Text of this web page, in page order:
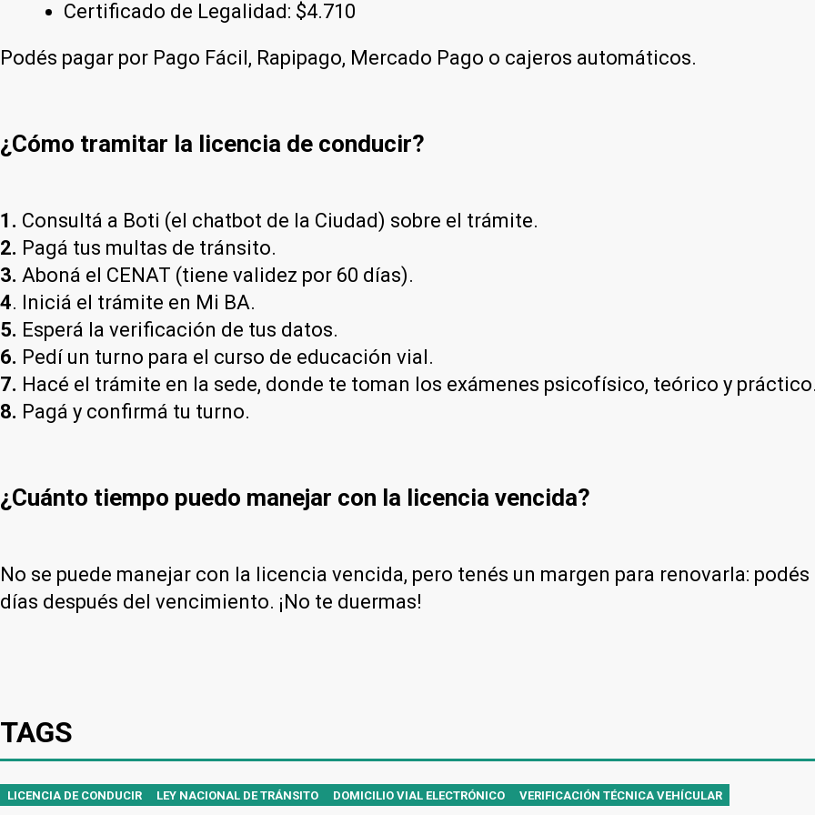
Certificado de Legalidad: $4.710
Podés pagar por Pago Fácil, Rapipago, Mercado Pago o cajeros automáticos.
¿Cómo tramitar la licencia de conducir?
1. Consultá a Boti (el chatbot de la Ciudad) sobre el trámite.
2. Pagá tus multas de tránsito.
3. Aboná el CENAT (tiene validez por 60 días).
4. Iniciá el trámite en Mi BA.
5. Esperá la verificación de tus datos.
6. Pedí un turno para el curso de educación vial.
7. Hacé el trámite en la sede, donde te toman los exámenes psicofísico, teórico y
8. Pagá y confirmá tu turno.
¿Cuánto tiempo puedo manejar con la licencia vencida?
No se puede manejar con la licencia vencida, pero tenés un margen para renovarla:
días después del vencimiento. ¡No te duermas!
TAGS
LICENCIA DE CONDUCIR LEY NACIONAL DE TRÁNSITO DOMICILIO VIAL ELECTRÓNICO VERIFICACIÓN TÉCNICA VEHÍCULAR